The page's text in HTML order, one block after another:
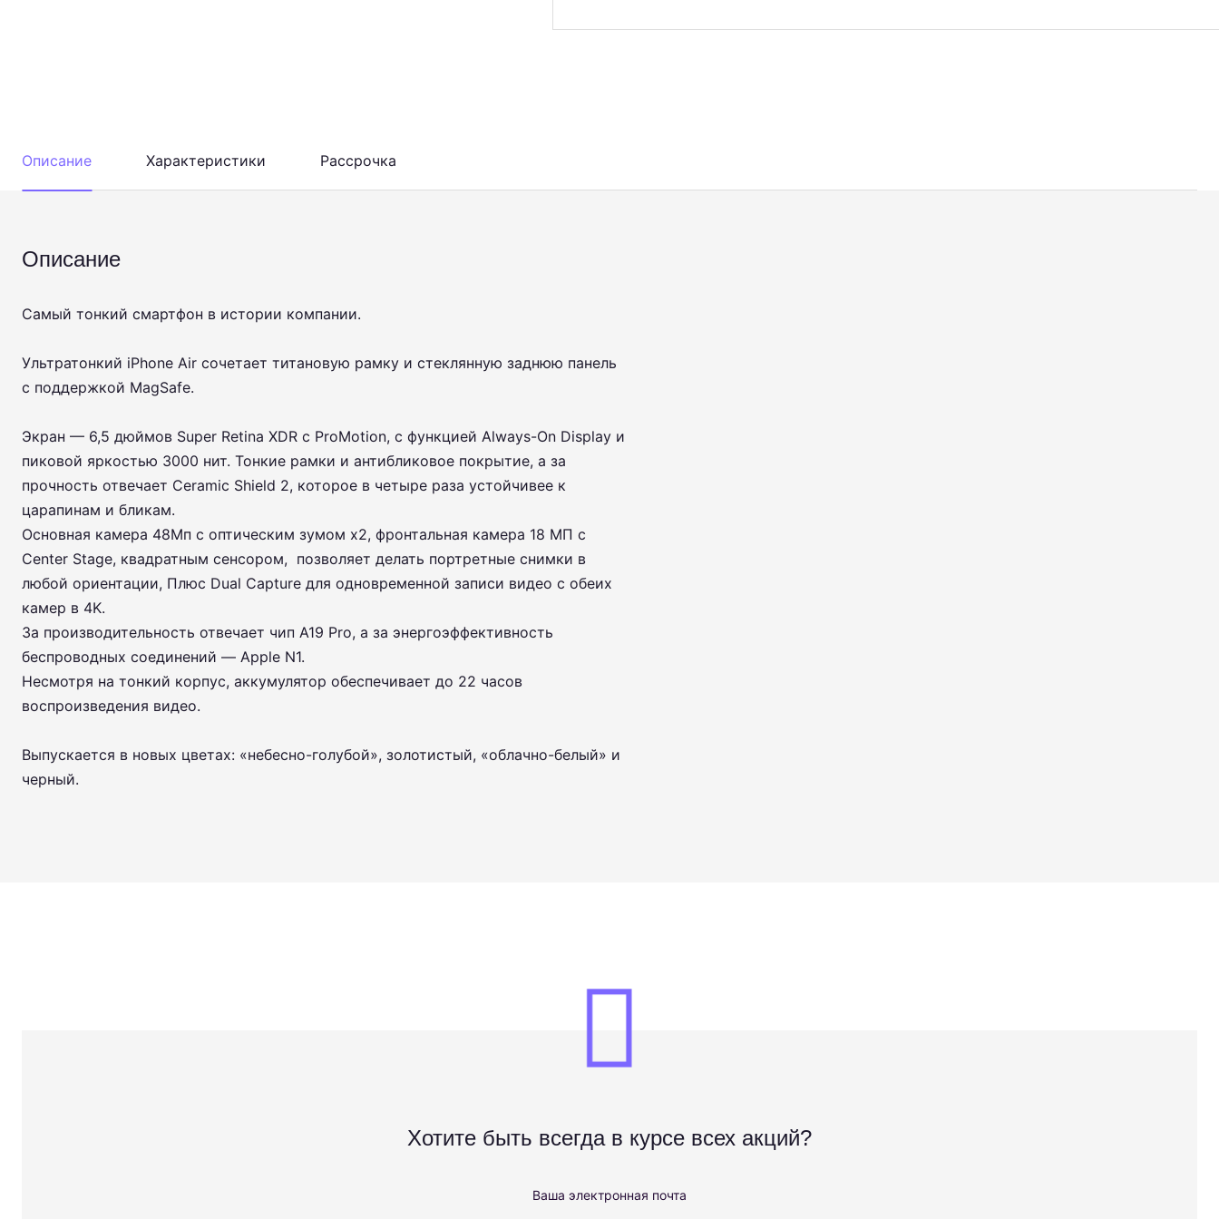
Описание Характеристики Рассрочка
Описание
Самый тонкий смартфон в истории компании.
Ультратонкий iPhone Air сочетает титановую рамку и стеклянную заднюю панель
с поддержкой MagSafe.
Экран — 6,5 дюймов Super Retina XDR с ProMotion, с функцией Always-On Display и
пиковой яркостью 3000 нит. Тонкие рамки и антибликовое покрытие, а за
прочность отвечает Ceramic Shield 2, которое в четыре раза устойчивее к
царапинам и бликам.
Основная камера 48Мп с оптическим зумом х2, фронтальная камера 18 МП с
Center Stage, квадратным сенсором, позволяет делать портретные снимки в
любой ориентации, Плюс Dual Capture для одновременной записи видео с обеих
камер в 4K.
За производительность отвечает чип A19 Pro, а за энергоэффективность
беспроводных соединений — Apple N1.
Несмотря на тонкий корпус, аккумулятор обеспечивает до 22 часов
воспроизведения видео.
Выпускается в новых цветах: «небесно-голубой», золотистый, «облачно-белый» и
черный.
Хотите быть всегда в курсе всех акций?
Ваша электронная почта